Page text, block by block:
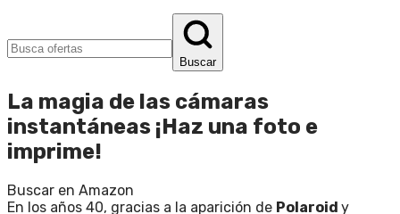
Buscar
La magia de las cámaras
instantáneas ¡Haz una foto e
imprime!
Buscar en Amazon
En los años 40, gracias a la aparición de Polaroid y